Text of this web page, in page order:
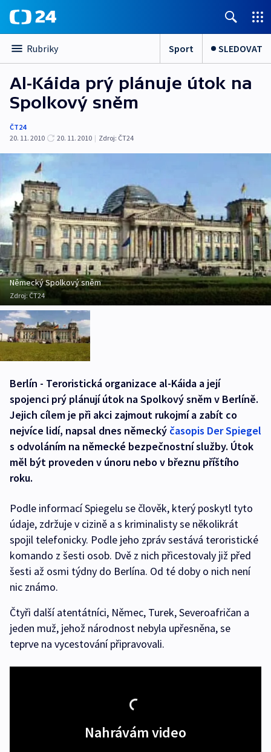
Rubriky Sport SLEDOVAT
Al-Káida prý plánuje útok na
Spolkový sněm
ČT24
20. 11. 2010
20. 11. 2010 | Zdroj: ČT24
Německý Spolkový sněm
Zdroj:ČT24
Berlín - Teroristická organizace al-Káida a její
spojenci prý plánují útok na Spolkový sněm v Berlíně.
Jejich cílem je při akci zajmout rukojmí a zabít co
nejvíce lidí, napsal dnes německý časopis Der Spiegel
s odvoláním na německé bezpečnostní služby. Útok
měl být proveden v únoru nebo v březnu příštího
roku.
Podle informací Spiegelu se člověk, který poskytl tyto
údaje, zdržuje v cizině a s kriminalisty se několikrát
spojil telefonicky. Podle jeho zpráv sestává teroristické
komando z šesti osob. Dvě z nich přicestovaly již před
šesti až osmi týdny do Berlína. Od té doby o nich není
nic známo.
Čtyři další atentátníci, Němec, Turek, Severoafričan a
jeden muž, jehož národnost nebyla upřesněna, se
teprve na vycestování připravovali.
Nahrávám video